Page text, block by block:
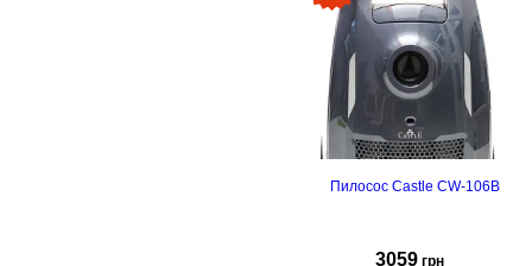
Пилосос Castle CW-106B
3059 грн